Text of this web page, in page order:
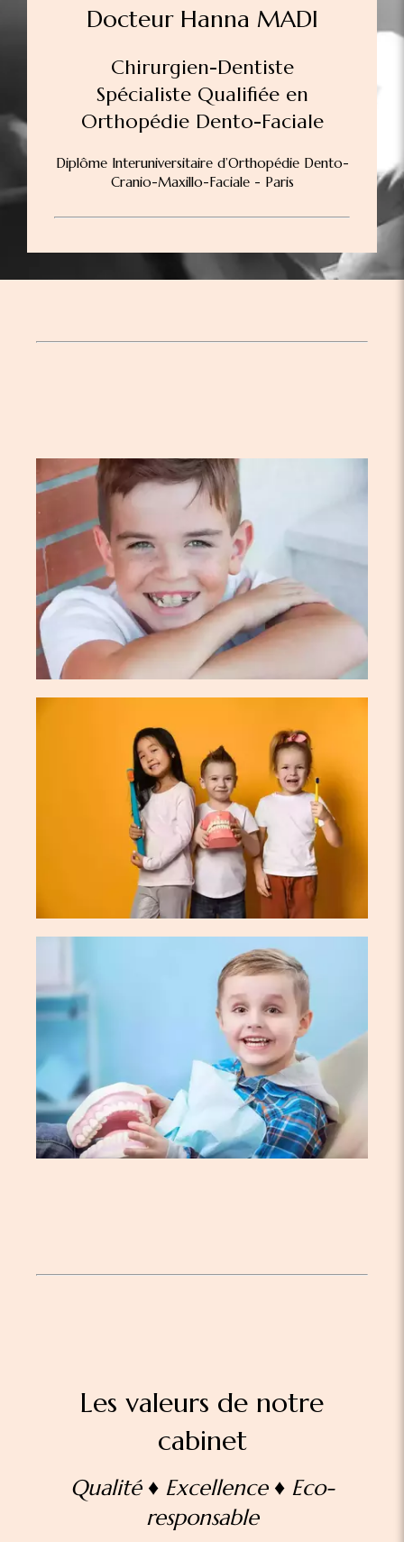
Docteur Hanna MADI
Chirurgien-Dentiste
Spécialiste Qualifiée en
Orthopédie Dento-Faciale
Diplôme Interuniversitaire d’Orthopédie Dento-
Cranio-Maxillo-Faciale - Paris
Les valeurs de notre
cabinet
Qualité ♦ Excellence ♦ Eco-
responsable